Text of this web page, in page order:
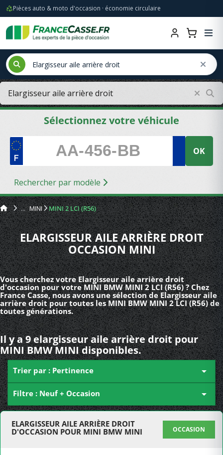
Pièces auto & moto d'occasion · économie circulaire
Sélectionnez votre véhicule
OK
Rechercher par modèle
MINI MINI 2 LCI (R56)
ELARGISSEUR AILE ARRIÈRE DROIT
OCCASION MINI
Vous cherchez votre Elargisseur aile arrière droit
d'occasion pour votre MINI BMW MINI 2 LCI (R56) ? Chez
France Casse, nous avons une sélection de Elargisseur aile
arrière droit pour toutes les MINI BMW MINI 2 LCI (R56) de
toutes générations.
Il y a 9 elargisseur aile arrière droit pour
MINI BMW MINI disponibles.
Trier par : Pertinence 
Filtre : Neuf + Occasion 
ELARGISSEUR AILE ARRIÈRE DROIT
D'OCCASION POUR MINI BMW MINI
OCCASION